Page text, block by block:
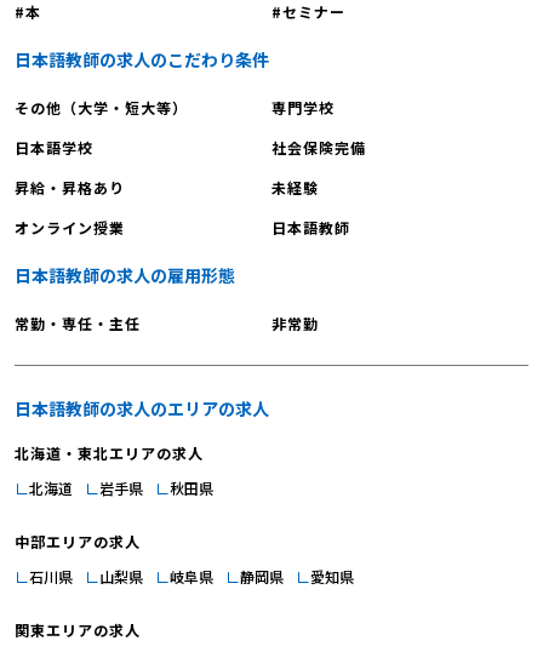
具体的な質問を、採用担当者や現役教員に直接相談できます。じっくり話せる
についての詳細な説明を聞くことで、長沼スクールが求める人物像を明確に把
握できます。これは、今後の選考プロセスにおいて、自身が効果的な自己アピ
説明会で教職員と話すことで、協調性が根付いた穏やかな職場のリアルを肌で
スタートさせましょう！ 教育に集中できる環境、充実したワークライフバラン
ス、そして何より学生の成長を間近で感じられる大きなやりがい。 長沼スクー
採用説明会にご参加いただき、その目で理想の職場をご確認ください。 ▼長
ォームから入力できない方は、⇩クリックいただき別ページにてご予約くださ
い。 👉長沼スクール 12月22日(月)14時説明会予約 次回の開催日程：2025年
学校施設見学、個別相談 開催場所: 長沼スクール 東京日本語学校 〒150-
0036 東京都渋谷区南平台町１６−２６ 最寄り駅： 渋谷駅 徒歩12分 神泉駅 南
り 説明会でお会いできることを心より楽しみにしています！ 最後に、紹介動
本
セミナー
日本語教師の求人のこだわり条件
その他（大学・短大等）
専門学校
日本語学校
社会保険完備
昇給・昇格あり
未経験
オンライン授業
日本語教師
日本語教師の求人の雇用形態
常勤・専任・主任 非常勤
日本語教師の求人のエリアの求人
北海道・東北エリアの求人
北海道
岩手県 秋田県
中部エリアの求人
石川県
山梨県 岐阜県 静岡県 愛知県
関東エリアの求人